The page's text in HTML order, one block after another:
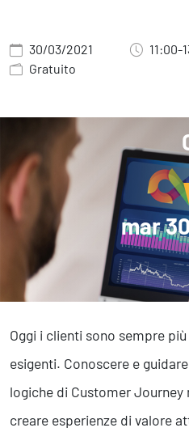
Contatti
Strategy
Business Process
People & Process
231 Gestione Rischi
Future
Innovazione
Sostenibilità
Collaborative Design
Social Impacts
Europe
Digital
Modern Infrastructure
Produttività & Lavoro in Team
Remote Working & Video e
30/03/2021 11:00-
Gratuito
mar
Oggi i clienti sono sempre
esigenti. Conoscere e
logiche di Customer
creare esperienze di valore